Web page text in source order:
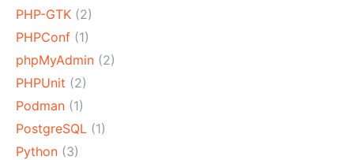
PHP-GTK (2)
PHPConf (1)
phpMyAdmin (2)
PHPUnit (2)
Podman (1)
PostgreSQL (1)
Python (3)